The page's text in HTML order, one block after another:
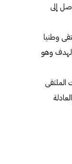
إلى
وطنيا
الهدف وهو
الملتقى